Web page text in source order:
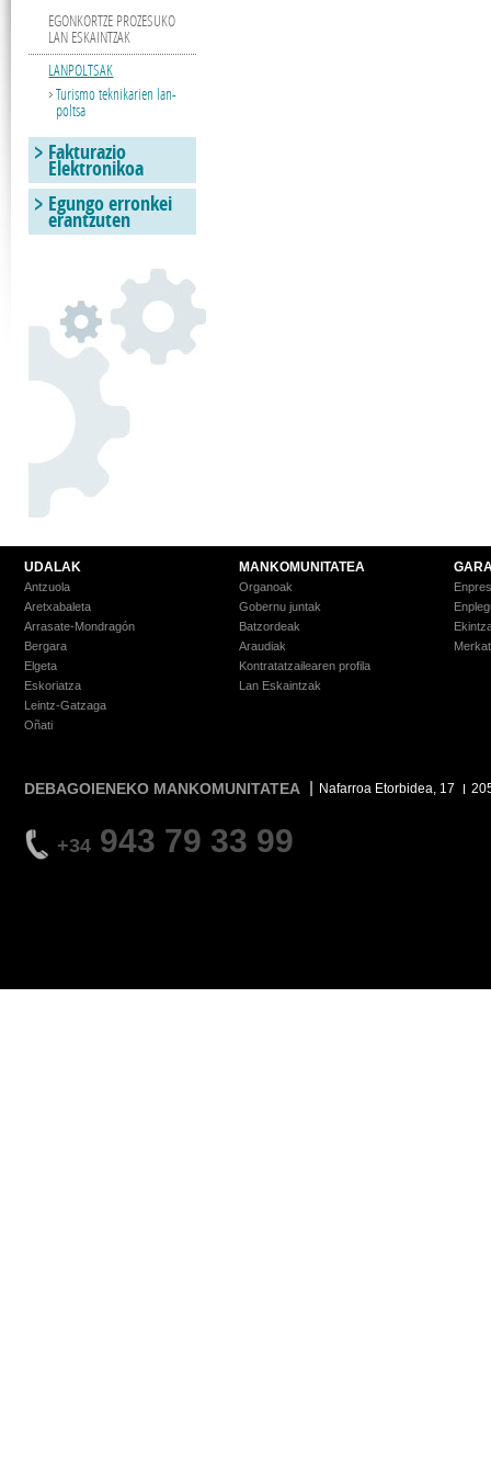
EGONKORTZE PROZESUKO
LAN ESKAINTZAK
LANPOLTSAK
Turismo teknikarien lan-
poltsa
Fakturazio
Elektronikoa
Egungo erronkei
erantzuten
UDALAK
Antzuola
Aretxabaleta
Arrasate-Mondragón
Bergara
Elgeta
Eskoriatza
Leintz-Gatzaga
Oñati
MANKOMUNITATEA
Organoak
Gobernu juntak
Batzordeak
Araudiak
Kontratatzailearen profila
Lan Eskaintzak
DEBAGOIENEKO MANKOMUNITATEA Nafarroa Etorbidea, 17
+34 943 79 33 99